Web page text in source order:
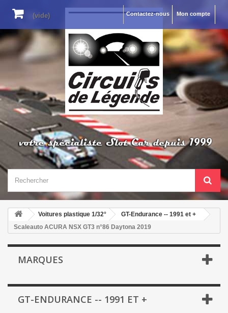
Mon compte
Contactez-nous
(vide)
Voitures plastique 1/32°
GT-Endurance -- 1991 et +
Scaleauto ACURA NSX GT3 n°86 Daytona 2019
MARQUES
GT-ENDURANCE -- 1991 ET +